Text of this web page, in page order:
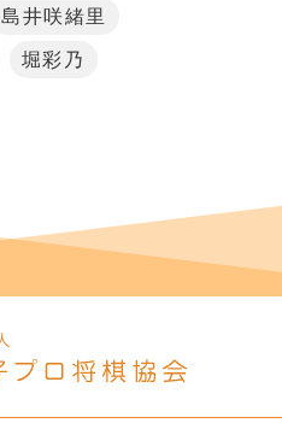
島井咲緒里
堀彩乃